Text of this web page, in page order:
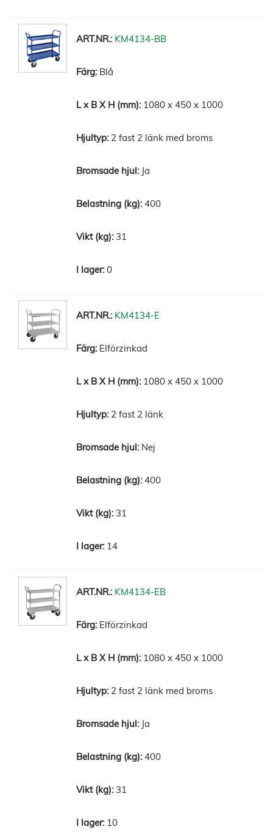
KM4134-BB
Blå
1080 x 450 x 1000
2 fast 2 länk med broms
Ja
400
31
0
KM4134-E
Elförzinkad
1080 x 450 x 1000
2 fast 2 länk
Nej
400
31
14
KM4134-EB
Elförzinkad
1080 x 450 x 1000
2 fast 2 länk med broms
Ja
400
31
10